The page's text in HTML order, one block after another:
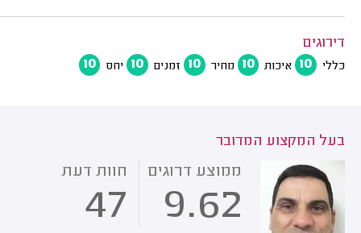
דירוגים
כללי 10 איכות 10 מחיר 10 זמנים 10 יחס 10
בעל המקצוע המדובר
ממוצע דרוגים
9.62
חוות דעת
47